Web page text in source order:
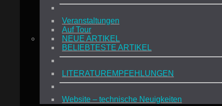
Veranstaltungen
Auf Tour
NEUE ARTIKEL
BELIEBTESTE ARTIKEL
LITERATUREMPFEHLUNGEN
Website – technische Neuigkeiten